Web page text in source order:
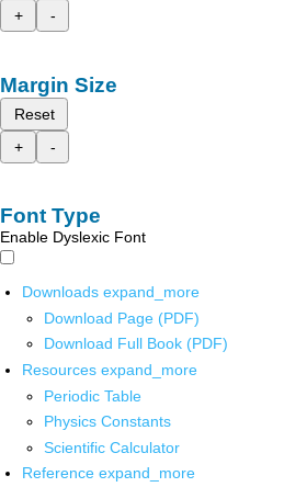
+
-
Margin Size
Reset
+
-
Font Type
Enable Dyslexic Font
Downloads expand_more
Download Page (PDF)
Download Full Book (PDF)
Resources expand_more
Periodic Table
Physics Constants
Scientific Calculator
Reference expand_more